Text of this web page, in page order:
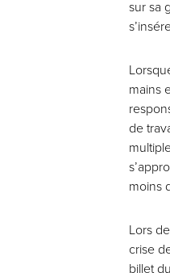
sur sa
mains
de
moins
Lors
crise
billet